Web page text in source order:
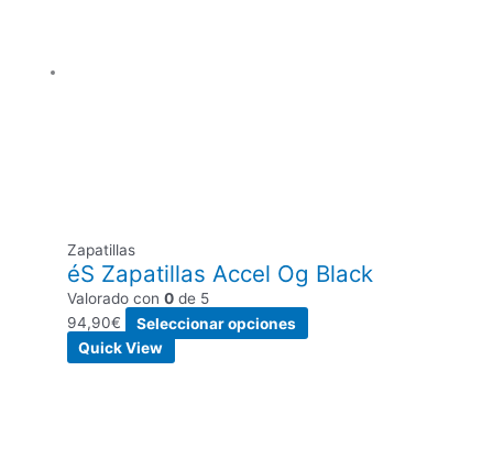
Zapatillas
éS Zapatillas Accel Og Black
Valorado con0 de 5
94,90€
Seleccionar opciones
Quick View